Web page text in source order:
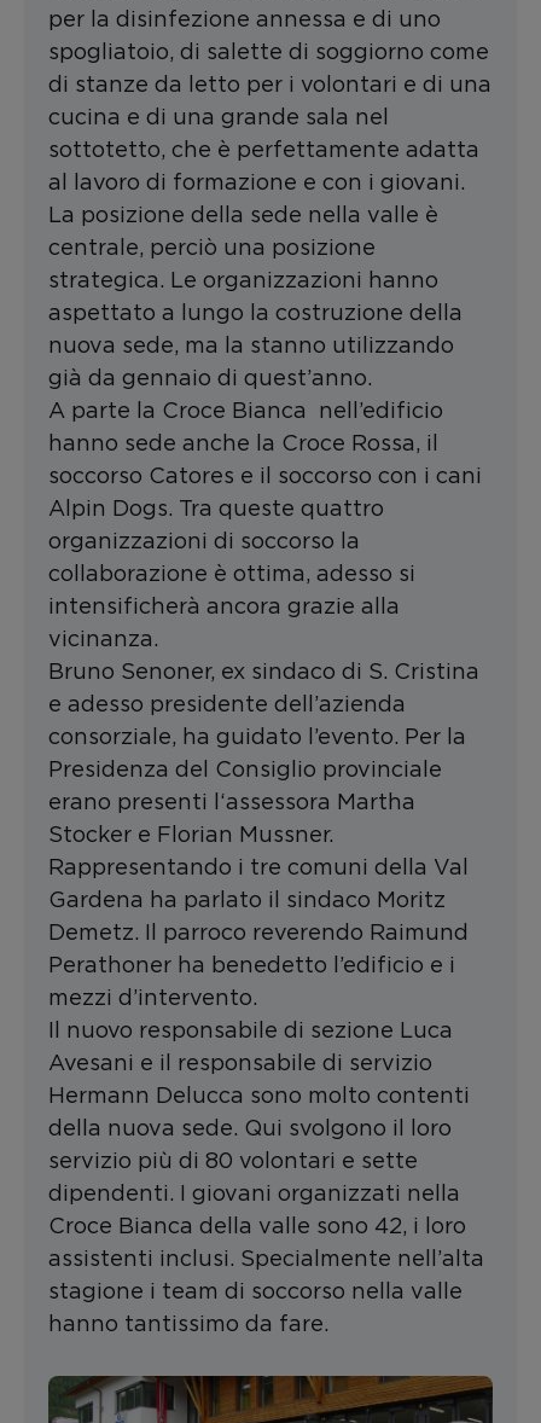
per la disinfezione annessa e di uno
spogliatoio, di salette di soggiorno come
di stanze da letto per i volontari e di una
cucina e di una grande sala nel
sottotetto, che è perfettamente adatta
al lavoro di formazione e con i giovani.
La posizione della sede nella valle è
centrale, perciò una posizione
strategica. Le organizzazioni hanno
aspettato a lungo la costruzione della
nuova sede, ma la stanno utilizzando
già da gennaio di quest’anno.
A parte la Croce Bianca nell’edificio
hanno sede anche la Croce Rossa, il
soccorso Catores e il soccorso con i cani
Alpin Dogs. Tra queste quattro
organizzazioni di soccorso la
collaborazione è ottima, adesso si
intensificherà ancora grazie alla
vicinanza.
Bruno Senoner, ex sindaco di S. Cristina
e adesso presidente dell’azienda
consorziale, ha guidato l’evento. Per la
Presidenza del Consiglio provinciale
erano presenti l‘assessora Martha
Stocker e Florian Mussner.
Rappresentando i tre comuni della Val
Gardena ha parlato il sindaco Moritz
Demetz. Il parroco reverendo Raimund
Perathoner ha benedetto l’edificio e i
mezzi d’intervento.
Il nuovo responsabile di sezione Luca
Avesani e il responsabile di servizio
Hermann Delucca sono molto contenti
della nuova sede. Qui svolgono il loro
servizio più di 80 volontari e sette
dipendenti. I giovani organizzati nella
Croce Bianca della valle sono 42, i loro
assistenti inclusi. Specialmente nell’alta
stagione i team di soccorso nella valle
hanno tantissimo da fare.